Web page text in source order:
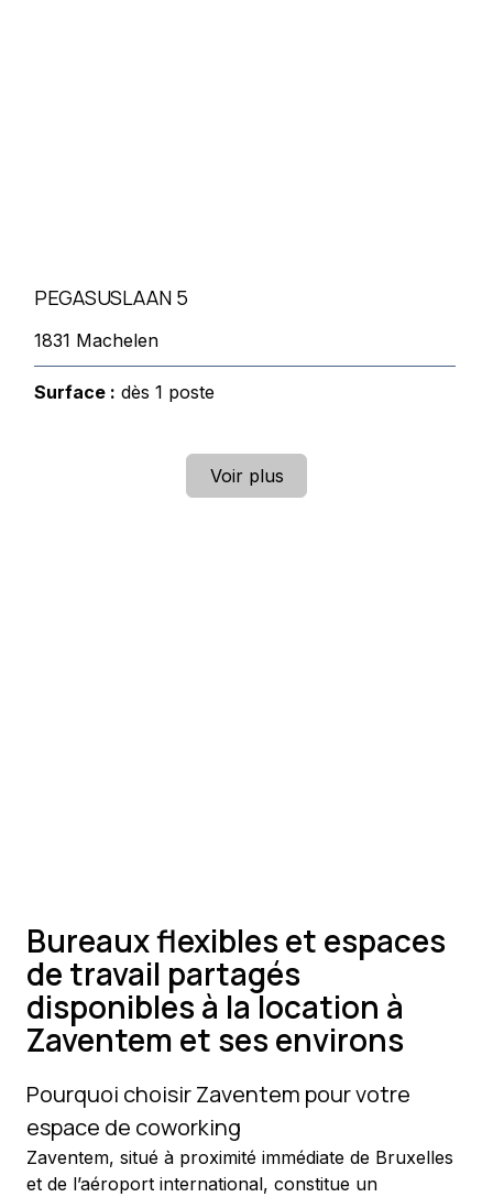
Bureaux flexibles et espaces
de travail partagés
disponibles à la location à
Zaventem et ses environs
Pourquoi choisir Zaventem pour votre
espace de coworking
Zaventem, situé à proximité immédiate de Bruxelles
et de l’aéroport international, constitue un
PEGASUSLAAN 5
1831 Machelen
Surface : dès 1 poste
Voir plus